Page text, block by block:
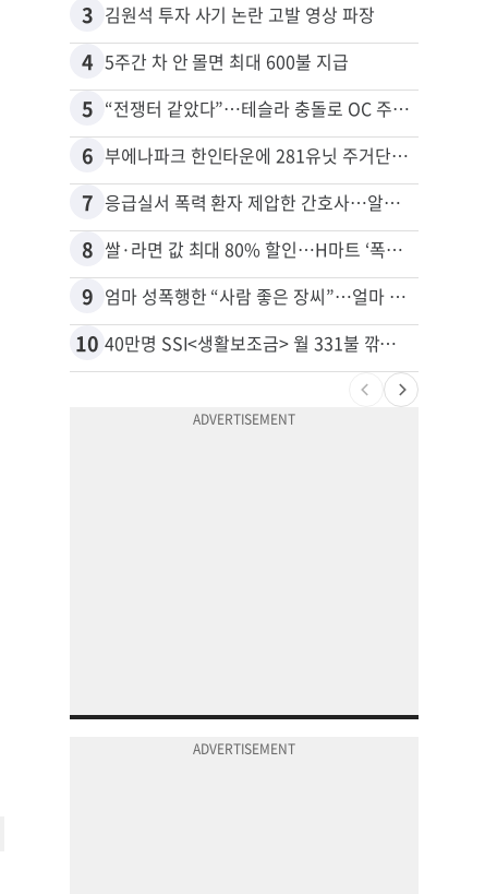
3 김원석 투자 사기 논란 고발 영상 파장
4 5주간 차 안 몰면 최대 600불 지급
5 “전쟁터 같았다”…테슬라 충돌로 OC 주택 4채 파손
6 부에나파크 한인타운에 281유닛 주거단지 들어선다
7 응급실서 폭력 환자 제압한 간호사…알고 보니
8 쌀·라면 값 최대 80% 할인…H마트 ‘폭탄 세일’
9 엄마 성폭행한 “사람 좋은 장씨”…얼마 뒤 딸 배도 불러왔다
10 40만명 SSI<생활보조금> 월 331불 깎이나